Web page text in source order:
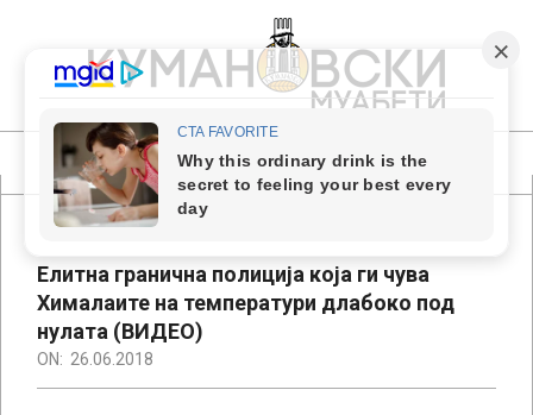
content
КУМАНОВСКИ
МУАБЕТИ
Primary
Navigation
Елитна гранична полиција која ги чува
Хималаите на температури длабоко под
нулата (ВИДЕО)
ON: 26.06.2018